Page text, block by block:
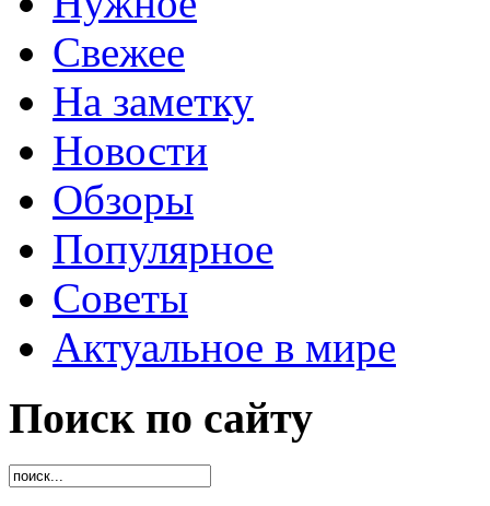
Свежее
На заметку
Новости
Обзоры
Популярное
Советы
Актуальное в мире
Поиск по сайту